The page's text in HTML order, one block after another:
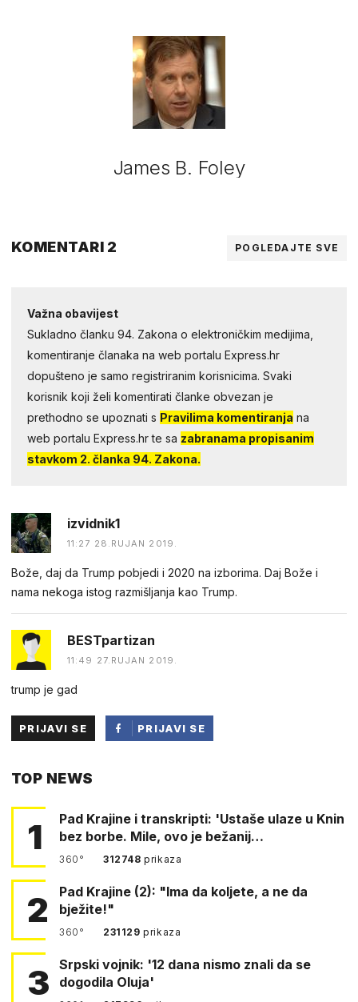
James B. Foley
KOMENTARI 2 POGLEDAJTE SVE
Važna obavijest
Sukladno članku 94. Zakona o elektroničkim medijima,
komentiranje članaka na web portalu Express.hr
dopušteno je samo registriranim korisnicima. Svaki
korisnik koji želi komentirati članke obvezan je
prethodno se upoznati s Pravilima komentiranja na
web portalu Express.hr te sa zabranama propisanim
stavkom 2. članka 94. Zakona.
izvidnik1
11:27 28.RUJAN 2019.
Bože, daj da Trump pobjedi i 2020 na izborima. Daj Bože i
nama nekoga istog razmišljanja kao Trump.
BESTpartizan
11:49 27.RUJAN 2019.
trump je gad
PRIJAVI SE
PRIJAVI SE
TOP NEWS
1
Pad Krajine i transkripti: 'Ustaše ulaze u Knin
bez borbe. Mile, ovo je bežanij…
360° 312748prikaza
2
Pad Krajine (2): "Ima da koljete, a ne da
bježite!"
360° 231129prikaza
3
Srpski vojnik: '12 dana nismo znali da se
dogodila Oluja'